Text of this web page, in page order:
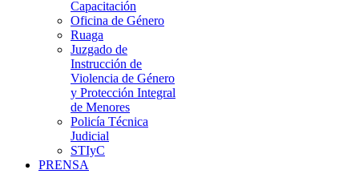
Capacitación
Oficina de Género
Ruaga
Juzgado de
Instrucción de
Violencia de Género
y Protección Integral
de Menores
Policía Técnica
Judicial
STIyC
PRENSA